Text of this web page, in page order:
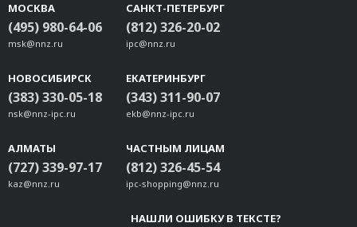
SDS-3008 Rackmount Kit
Rackmount kit for PT-7528 P/N 1490914080032
DK-UP1400
WK-75
WK-18
RK-3U-01
WK-112-01
DK-UP-14168
МОСКВА
(495) 980-64-06
msk@nnz.ru
САНКТ-ПЕТЕРБУРГ
(812) 326-20-02
ipc@nnz.ru
НОВОСИБИРСК
(383) 330-05-18
nsk@nnz-ipc.ru
ЕКАТЕРИНБУРГ
(343) 311-90-07
ekb@nnz-ipc.ru
АЛМАТЫ
(727) 339-97-17
kaz@nnz.ru
ЧАСТНЫМ ЛИЦАМ
(812) 326-45-54
ipc-shopping@nnz.ru
НАШЛИ ОШИБКУ В ТЕКСТЕ?